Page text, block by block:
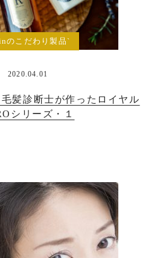
のこだわり製品`
2020.04.01
髪診断士が作ったロイヤル
シリーズ・１